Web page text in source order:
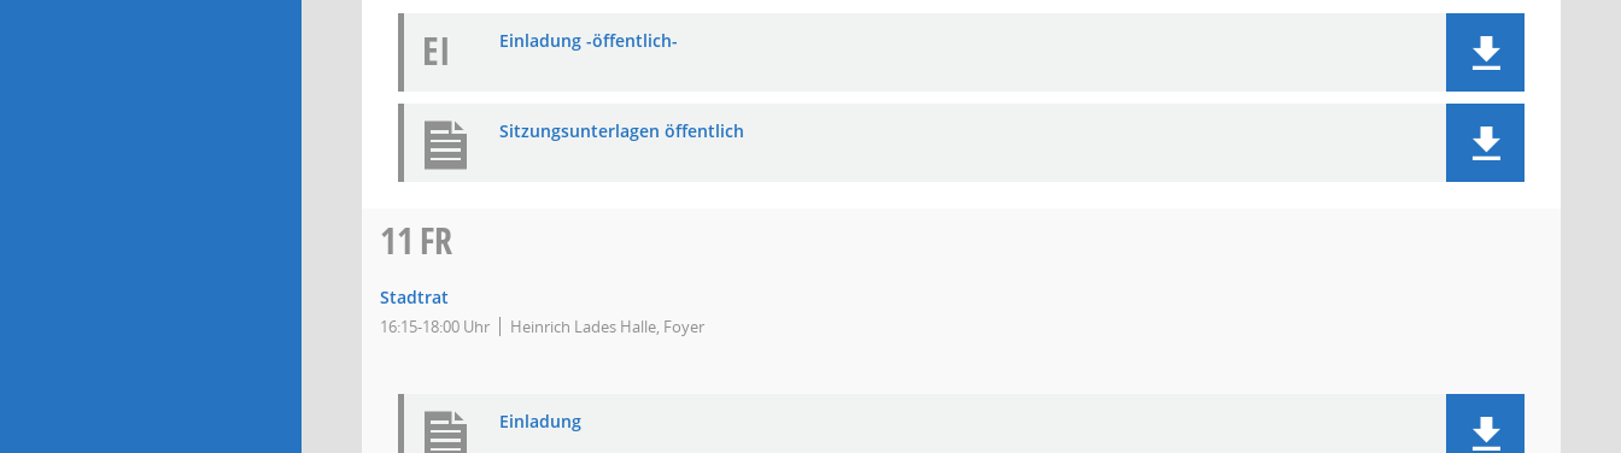
EI Einladung -öffentlich-
Sitzungsunterlagen öffentlich
11 FR
Stadtrat
16:15-18:00 Uhr Heinrich Lades Halle, Foyer
Einladung